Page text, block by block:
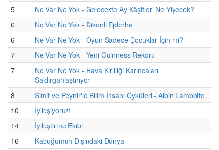
5
Ne Var Ne Yok - Gelecekte Ay Kâşifleri Ne Yiyecek?
6
Ne Var Ne Yok - Dikenli Ejderha
6
Ne Var Ne Yok - Oyun Sadece Çocuklar İçin mi?
7
Ne Var Ne Yok - Yeni Guinness Rekoru
7
Ne Var Ne Yok - Hava Kirliliği Karıncaları
Saldırganlaştırıyor
8
Simit ve Peynir'le Bilim İnsanı Öyküleri - Albin Lambotte
10
İyileşiyoruz!
14
İyileştirme Ekibi
16
Kabuğumun Dışındaki Dünya